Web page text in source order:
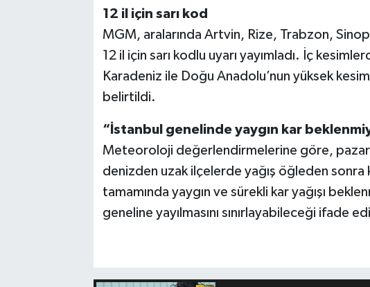
12 il için sarı kod
MGM, aralarında Artvin, Rize, Trabzon,
12 il için sarı kodlu uyarı yayımladı. İç
Karadeniz ile Doğu Anadolu’nun yüksek
belirtildi.
“İstanbul genelinde yaygın kar
Meteoroloji değerlendirmelerine göre, pazar
denizden uzak ilçelerde yağış öğleden sonra
tamamında yaygın ve sürekli kar yağışı
geneline yayılmasını sınırlayabileceği ifade